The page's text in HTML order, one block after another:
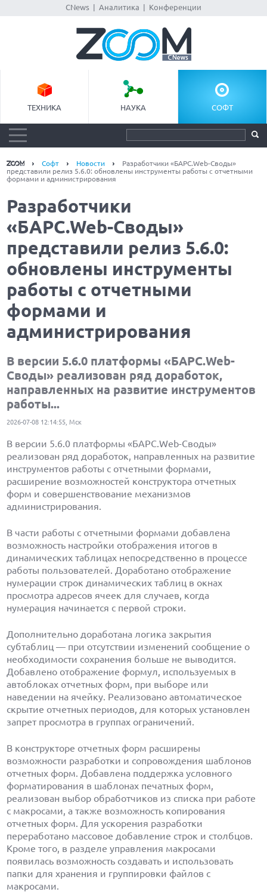
CNews Аналитика Конференции
ТЕХНИКА НАУКА СОФТ
Софт Новости
Разработчики «БАРС.Web-Своды»
представили релиз 5.6.0: обновлены инструменты работы с отчетными
формами и администрирования
Разработчики
«БАРС.Web-Своды»
представили релиз 5.6.0:
обновлены инструменты
работы с отчетными
формами и
администрирования
В версии 5.6.0 платформы «БАРС.Web-
Своды» реализован ряд доработок,
направленных на развитие инструментов
работы...
2026-07-08 12:14:55, Мск
В версии 5.6.0 платформы «БАРС.Web-Своды»
реализован ряд доработок, направленных на развитие
инструментов работы с отчетными формами,
расширение возможностей конструктора отчетных
форм и совершенствование механизмов
администрирования.
В части работы с отчетными формами добавлена
возможность настройки отображения итогов в
динамических таблицах непосредственно в процессе
работы пользователей. Доработано отображение
нумерации строк динамических таблиц в окнах
просмотра адресов ячеек для случаев, когда
нумерация начинается с первой строки.
Дополнительно доработана логика закрытия
субтаблиц — при отсутствии изменений сообщение о
необходимости сохранения больше не выводится.
Добавлено отображение формул, используемых в
автоблоках отчетных форм, при выборе или
наведении на ячейку. Реализовано автоматическое
скрытие отчетных периодов, для которых установлен
запрет просмотра в группах ограничений.
В конструкторе отчетных форм расширены
возможности разработки и сопровождения шаблонов
отчетных форм. Добавлена поддержка условного
форматирования в шаблонах печатных форм,
реализован выбор обработчиков из списка при работе
с макросами, а также возможность копирования
отчетных форм. Для ускорения разработки
переработано массовое добавление строк и столбцов.
Кроме того, в разделе управления макросами
появилась возможность создавать и использовать
папки для хранения и группировки файлов с
макросами.